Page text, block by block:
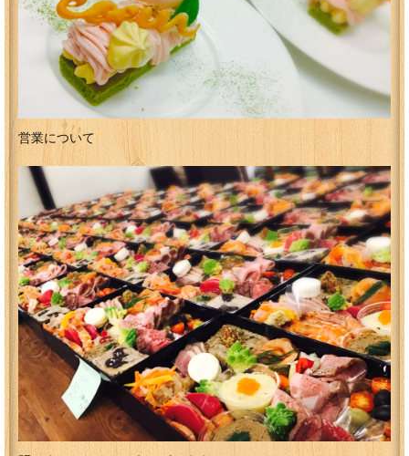
営業について